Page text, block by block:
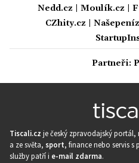
Nedd.cz
Moulík.cz
CZhity.cz
Partneři:
Tiscali.cz je český zpravodajský portál,
a ze světa, sport, finance nebo servis s
služby patří i e-mail zdarma.